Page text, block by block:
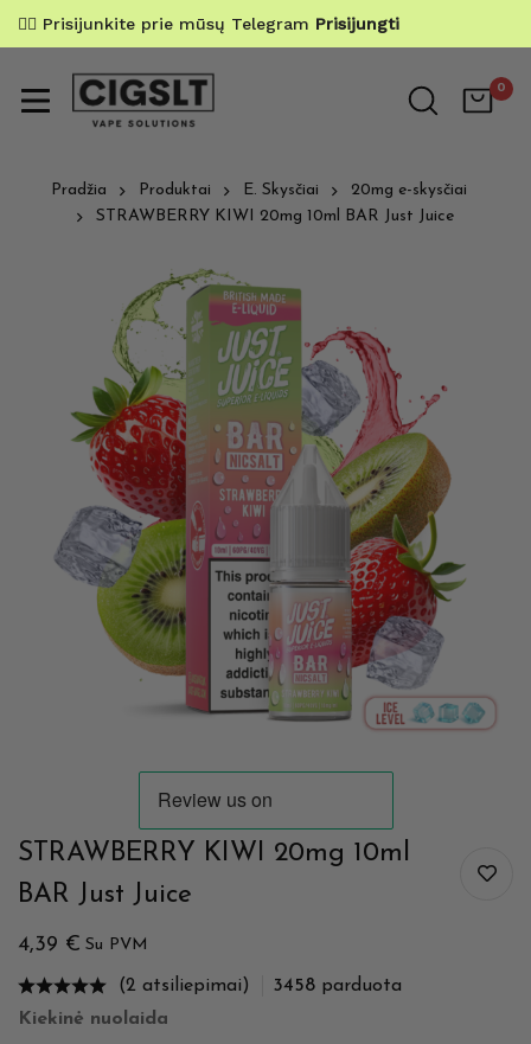
✌🏼 Prisijunkite prie mūsų Telegram Prisijungti
0
Pradžia Produktai E. Skysčiai
20mg e-skysčiai
STRAWBERRY KIWI 20mg 10ml BAR Just Juice
STRAWBERRY KIWI 20mg 10ml
BAR Just Juice
4,39 € Su PVM
(2 atsiliepimai) 3458 parduota
Kiekinė nuolaida